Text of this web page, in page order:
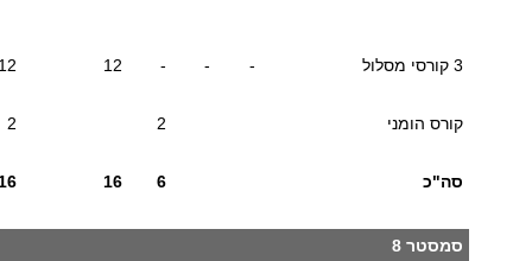
3 קורסי מסלול -
-
-
12
קורס הומני 2
2
סה"כ 6
16
סמסטר 8